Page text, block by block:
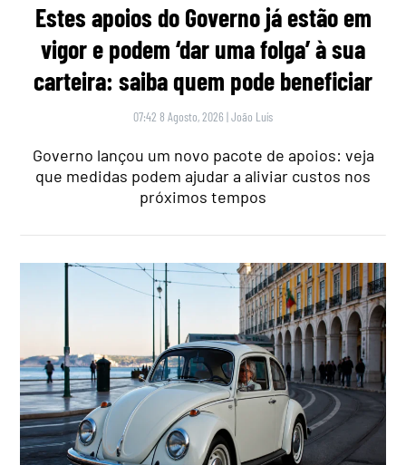
Estes apoios do Governo já estão em
vigor e podem ‘dar uma folga’ à sua
carteira: saiba quem pode beneficiar
07:42 8 Agosto, 2026 |João Luís
Governo lançou um novo pacote de apoios: veja
que medidas podem ajudar a aliviar custos nos
próximos tempos